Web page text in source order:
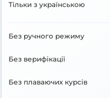
Тільки з українською
Без ручного режиму
Без верифікації
Без плаваючих курсів